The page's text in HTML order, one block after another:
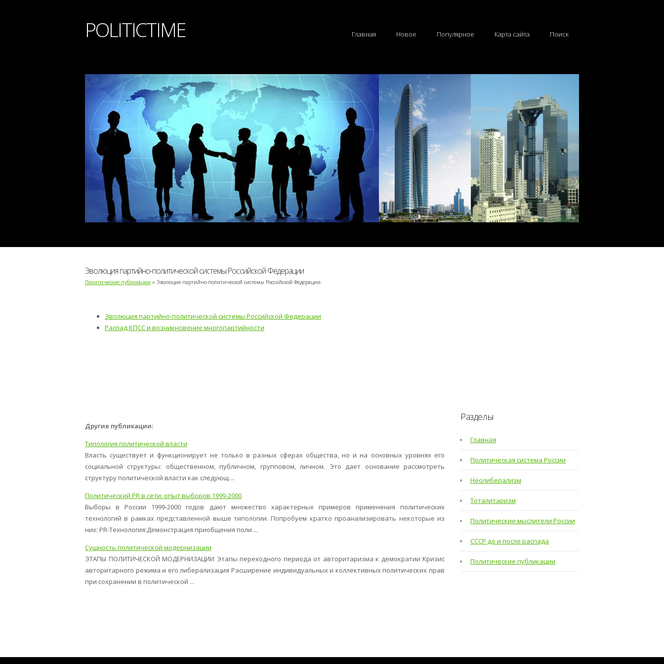
POLITICTIME Главная Новое Популярное Карта сайта Поиск
Эволюция партийно-политической системы Российской Федерации
Политические публикации » Эволюция партийно-политической системы Российской Федерации
Эволюция партийно-политической системы Российской Федерации
Распад КПСС и возникновение многопартийности
Другие публикации:
Типология политической власти
Власть существует и функционирует не только в разных сферах общества, но и на основных уровнях его
социальной структуры: общественном, публичном, групповом, личном. Это дает основание рассмотреть
структуру политической власти как следующ ...
Политический PR в сети: опыт выборов 1999-2000
Выборы в России 1999-2000 годов дают множество характерных примеров применения политических
технологий в рамках представленной выше типологии. Попробуем кратко проанализировать некоторые из
них: PR-Технология:Демонстрация приобщения поли ...
Сущность политической модернизации
ЭТАПЫ ПОЛИТИЧЕСКОЙ МОДЕРНИЗАЦИИ Этапы переходного периода от авторитаризма к демократии Кризис
авторитарного режима и его либерализация Расширение индивидуальных и коллективных политических прав
при сохранении в политической ...
Разделы
Главная
Политическая система России
Неолиберализм
Тоталитаризм
Политические мыслители России
СССР до и после распада
Политические публикации